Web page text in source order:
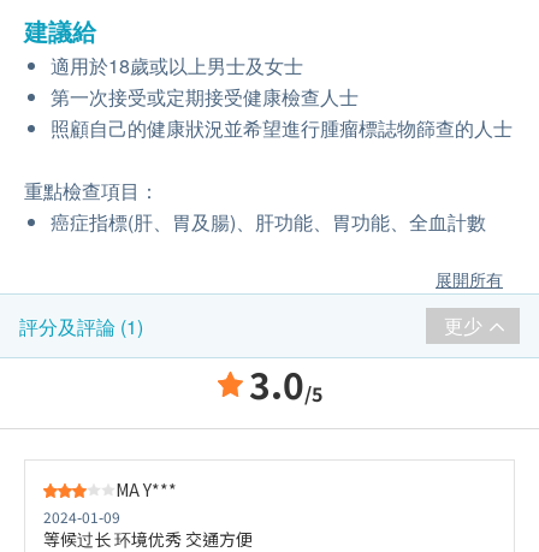
建議給
適用於18歲或以上男士及女士
第一次接受或定期接受健康檢查人士
照顧自己的健康狀況並希望進行腫瘤標誌物篩查的人士
重點檢查項目：
癌症指標(肝、胃及腸)、肝功能、胃功能、全血計數
展開所有
評分及評論 (1) 更少
3.0/5
MA Y***
2024-01-09
等候过长 环境优秀 交通方便